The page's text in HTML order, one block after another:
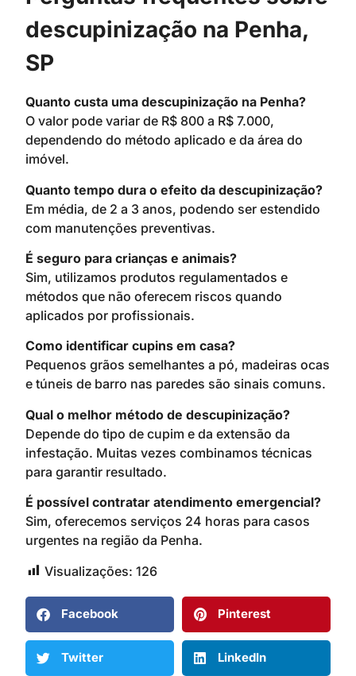
descupinização na Penha,
SP
Quanto custa uma descupinização na Penha?
O valor pode variar de R$ 800 a R$ 7.000,
dependendo do método aplicado e da área do
imóvel.
Quanto tempo dura o efeito da descupinização?
Em média, de 2 a 3 anos, podendo ser estendido
com manutenções preventivas.
É seguro para crianças e animais?
Sim, utilizamos produtos regulamentados e
métodos que não oferecem riscos quando
aplicados por profissionais.
Como identificar cupins em casa?
Pequenos grãos semelhantes a pó, madeiras ocas
e túneis de barro nas paredes são sinais comuns.
Qual o melhor método de descupinização?
Depende do tipo de cupim e da extensão da
infestação. Muitas vezes combinamos técnicas
para garantir resultado.
É possível contratar atendimento emergencial?
Sim, oferecemos serviços 24 horas para casos
urgentes na região da Penha.
Visualizações: 126
Facebook Pinterest
Twitter LinkedIn